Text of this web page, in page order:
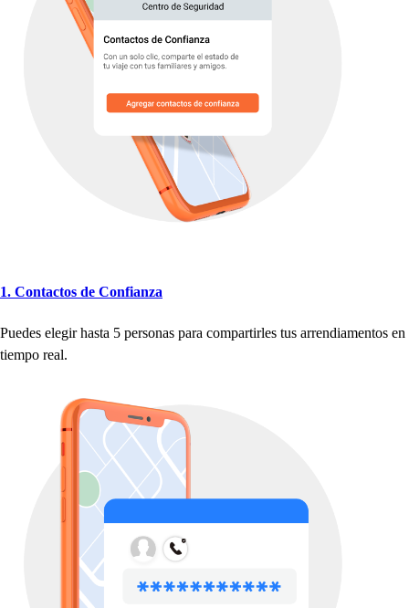
1. Contactos de Confianza
Puedes elegirhasta 5 personas para compartirles tus arrendiamentos en
tiempo real.